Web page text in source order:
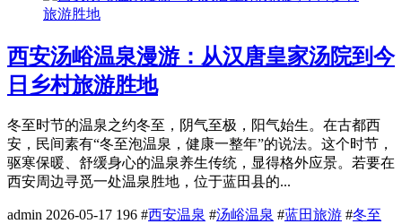
西安汤峪温泉漫游：从汉唐皇家汤院到今
日乡村旅游胜地
冬至时节的温泉之约冬至，阴气至极，阳气始生。在古都西
安，民间素有“冬至泡温泉，健康一整年”的说法。这个时节，
驱寒保暖、舒缓身心的温泉养生传统，显得格外应景。若要在
西安周边寻觅一处温泉胜地，位于蓝田县的...
admin 2026-05-17 196 #西安温泉 #汤峪温泉 #蓝田旅游 #冬至